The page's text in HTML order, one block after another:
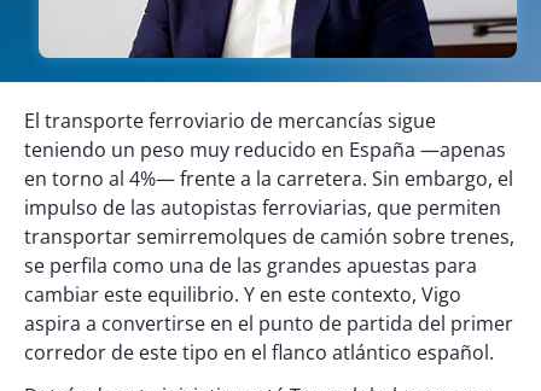
El transporte ferroviario de mercancías sigue
teniendo un peso muy reducido en España —apenas
en torno al 4%— frente a la carretera. Sin embargo, el
impulso de las autopistas ferroviarias, que permiten
transportar semirremolques de camión sobre trenes,
se perfila como una de las grandes apuestas para
cambiar este equilibrio. Y en este contexto, Vigo
aspira a convertirse en el punto de partida del primer
corredor de este tipo en el flanco atlántico español.